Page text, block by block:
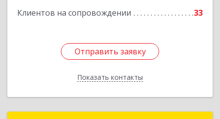
Клиентов на сопровождении 33
Отправить заявку
Показать контакты
Подробнее
Отправить заявку
Назад